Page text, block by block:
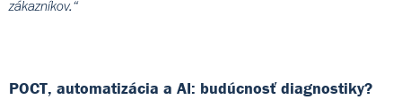
zákazníkov.“
POCT, automatizácia a AI: budúcnosť diagnostiky?